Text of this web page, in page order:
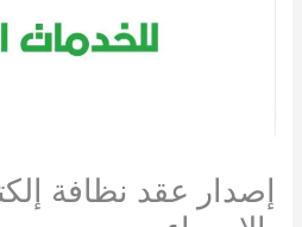
إصدار عقد نظافة